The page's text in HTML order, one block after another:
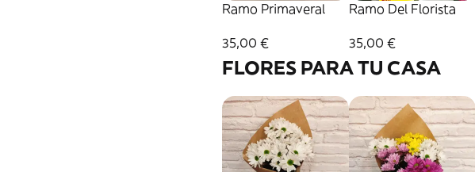
Ramo Primaveral
35,00 €
Ramo Del Florista
35,00 €
FLORES PARA TU CASA